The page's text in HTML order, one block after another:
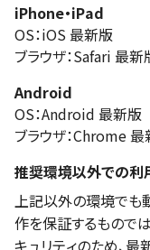
iPhone・iPad
OS：iOS 最新版
ブラウザ：Safari 最新
Android
OS：Android 最新版
ブラウザ：Chrome
推奨環境以外での利
上記以外の環境でも
作を保証するもので
キュリティのため、